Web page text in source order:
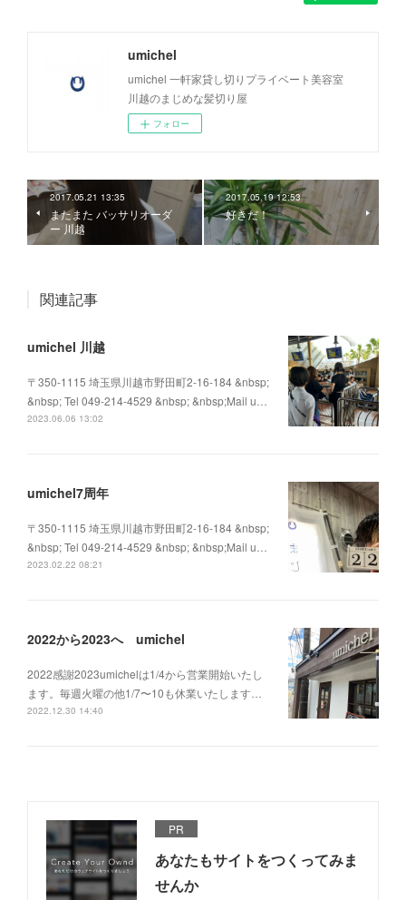
umichel
umichel 一軒家貸し切りプライベート美容室
川越のまじめな髪切り屋
フォロー
2017.05.21 13:35
またまた バッサリオーダ
ー 川越
2017.05.19 12:53
好きだ！
関連記事
umichel 川越
〒350-1115 埼玉県川越市野田町2-16-184 &nbsp;
&nbsp; Tel 049-214-4529 &nbsp; &nbsp;Mail u…
2023.06.06 13:02
umichel7周年
〒350-1115 埼玉県川越市野田町2-16-184 &nbsp;
&nbsp; Tel 049-214-4529 &nbsp; &nbsp;Mail u…
2023.02.22 08:21
2022から2023へ umichel
2022感謝2023umichelは1/4から営業開始いたし
ます。毎週火曜の他1/7〜10も休業いたします…
2022.12.30 14:40
PR
あなたもサイトをつくってみま
せんか